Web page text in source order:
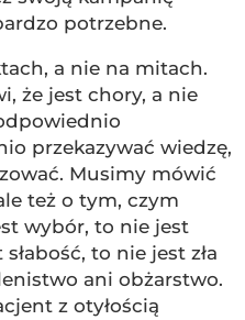
potrzebne.
a nie na mitach.
że jest chory, a nie
przekazywać wiedzę,
Musimy mówić
też o tym, czym
wybór, to nie jest
to nie jest zła
ani obżarstwo.
z otyłością